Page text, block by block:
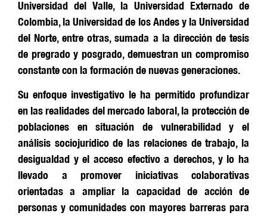
Universidad del Valle, la Universidad Externado de
Colombia, la Universidad de los Andesyla Universidad
del Norte, entre otras, sumada a la dirección de tesis
de pregrado y posgrado, demuestranun compromiso
constante con la formación de nuevas generaciones.
Su enfoque investigativo le ha permitido profundizar
en las realidades del mercado laboral, la protección de
poblaciones en situación de vulnerabilidady el
análisis sociojurídico de las relaciones de trabajo, la
desigualdad y el acceso efectivo a derechos, y lo ha
llevado a promover iniciativas colaborativas
orientadas a ampliar la capacidad de acción de
personas y comunidades con mayores barreras para